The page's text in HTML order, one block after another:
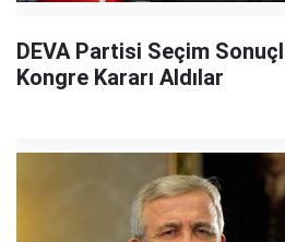
DEVA Partisi Seçim
Kongre Kararı Aldılar